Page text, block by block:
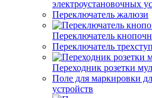
электроустановочных
Переключатель жалюзи
Переключатель
Переключатель
Переходник розетки
Поле для маркировки
устройств